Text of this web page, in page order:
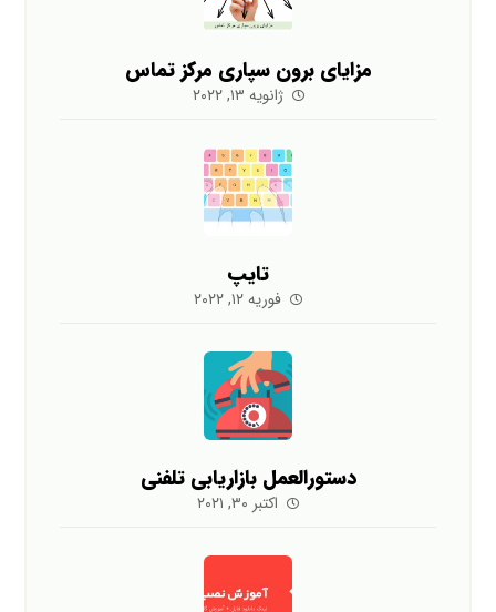
مزایای برون سپاری مرکز تماس
ژانویه ۱۳, ۲۰۲۲
تایپ
فوریه ۱۲, ۲۰۲۲
دستورالعمل بازاریابی تلفنی
اکتبر ۳۰, ۲۰۲۱